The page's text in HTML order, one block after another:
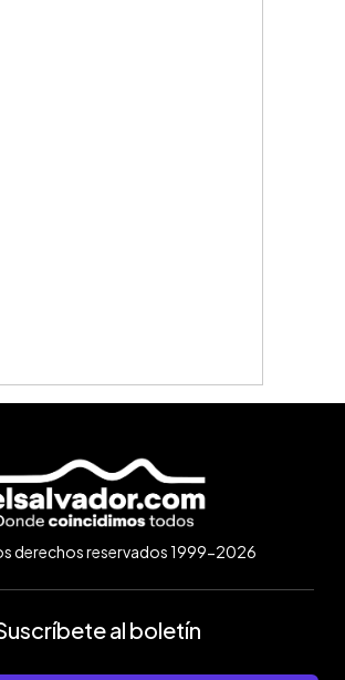
derechos reservados 1999-2026
al boletín